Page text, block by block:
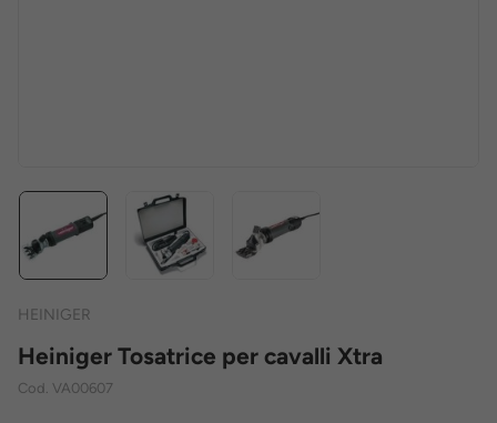
HEINIGER
Heiniger Tosatrice per cavalli Xtra
Cod. VA00607